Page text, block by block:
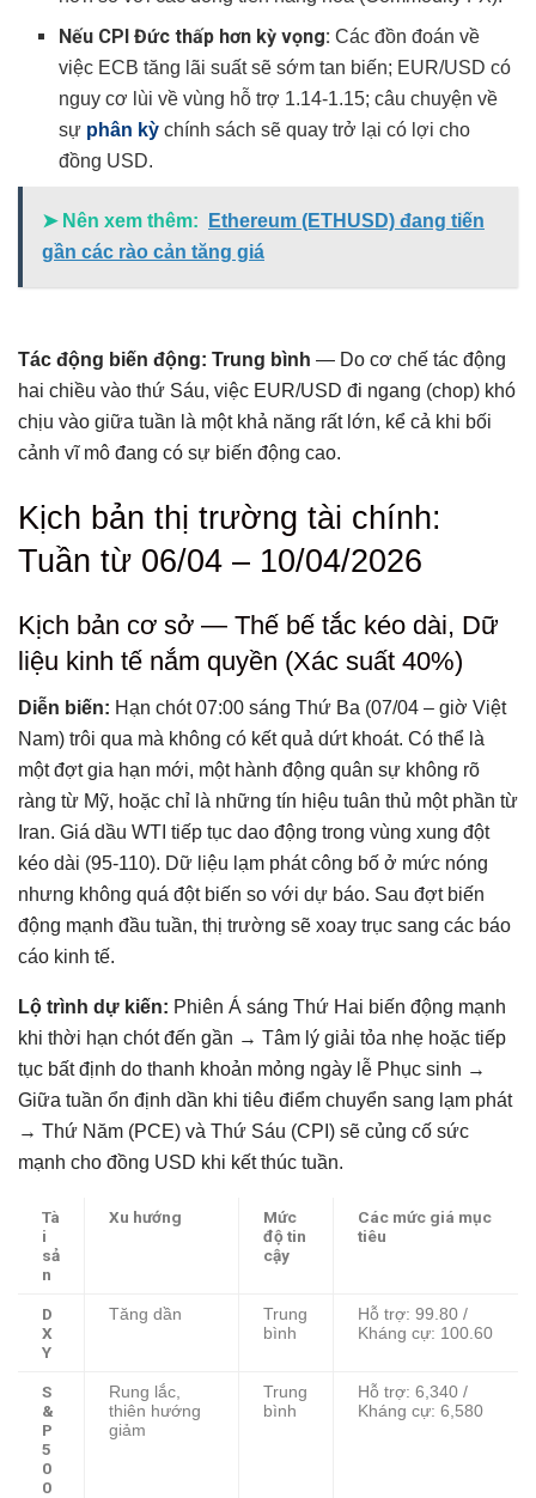
Nếu CPI Đức thấp hơn kỳ vọng: Các đồn đoán về
việc ECB tăng lãi suất sẽ sớm tan biến; EUR/USD có
nguy cơ lùi về vùng hỗ trợ 1.14-1.15; câu chuyện về
sự phân kỳ chính sách sẽ quay trở lại có lợi cho
đồng USD.
➤ Nên xem thêm:
Ethereum (ETHUSD) đang tiến
gần các rào cản tăng giá
Tác động biến động: Trung bình — Do cơ chế tác động
hai chiều vào thứ Sáu, việc EUR/USD đi ngang (chop) khó
chịu vào giữa tuần là một khả năng rất lớn, kể cả khi bối
cảnh vĩ mô đang có sự biến động cao.
Kịch bản thị trường tài chính:
Tuần từ 06/04 – 10/04/2026
Kịch bản cơ sở — Thế bế tắc kéo dài, Dữ
liệu kinh tế nắm quyền (Xác suất 40%)
Diễn biến: Hạn chót 07:00 sáng Thứ Ba (07/04 – giờ Việt
Nam) trôi qua mà không có kết quả dứt khoát. Có thể là
một đợt gia hạn mới, một hành động quân sự không rõ
ràng từ Mỹ, hoặc chỉ là những tín hiệu tuân thủ một phần từ
Iran. Giá dầu WTI tiếp tục dao động trong vùng xung đột
kéo dài (95-110). Dữ liệu lạm phát công bố ở mức nóng
nhưng không quá đột biến so với dự báo. Sau đợt biến
động mạnh đầu tuần, thị trường sẽ xoay trục sang các báo
cáo kinh tế.
Lộ trình dự kiến: Phiên Á sáng Thứ Hai biến động mạnh
khi thời hạn chót đến gần → Tâm lý giải tỏa nhẹ hoặc tiếp
tục bất định do thanh khoản mỏng ngày lễ Phục sinh →
Giữa tuần ổn định dần khi tiêu điểm chuyển sang lạm phát
→ Thứ Năm (PCE) và Thứ Sáu (CPI) sẽ củng cố sức
mạnh cho đồng USD khi kết thúc tuần.
Tà
i
sả
n
Xu hướng
Mức
độ tin
cậy
Các mức giá mục
tiêu
D
X
Y
Tăng dần
Trung
bình
Hỗ trợ: 99.80 /
Kháng cự: 100.60
S
&
P
5
0
0
Rung lắc,
thiên hướng
giảm
Trung
bình
Hỗ trợ: 6,340 /
Kháng cự: 6,580